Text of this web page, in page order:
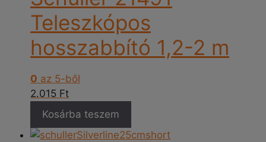
Teleszkópos
hosszabbító 1,2-2 m
0 az 5-ből
2.015 Ft
Kosárba teszem